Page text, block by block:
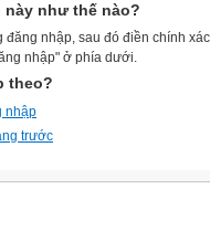
này như thế nào?
đăng nhập, sau đó điền chính
nhập" ở phía dưới.
theo?
nhập
trước